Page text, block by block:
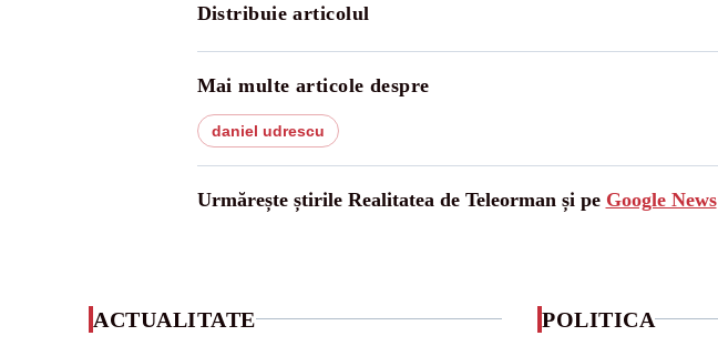
Distribuie articolul
Mai multe articole despre
daniel udrescu
Urmărește știrile Realitatea de Teleorman și pe Google News
ACTUALITATE POLITICA